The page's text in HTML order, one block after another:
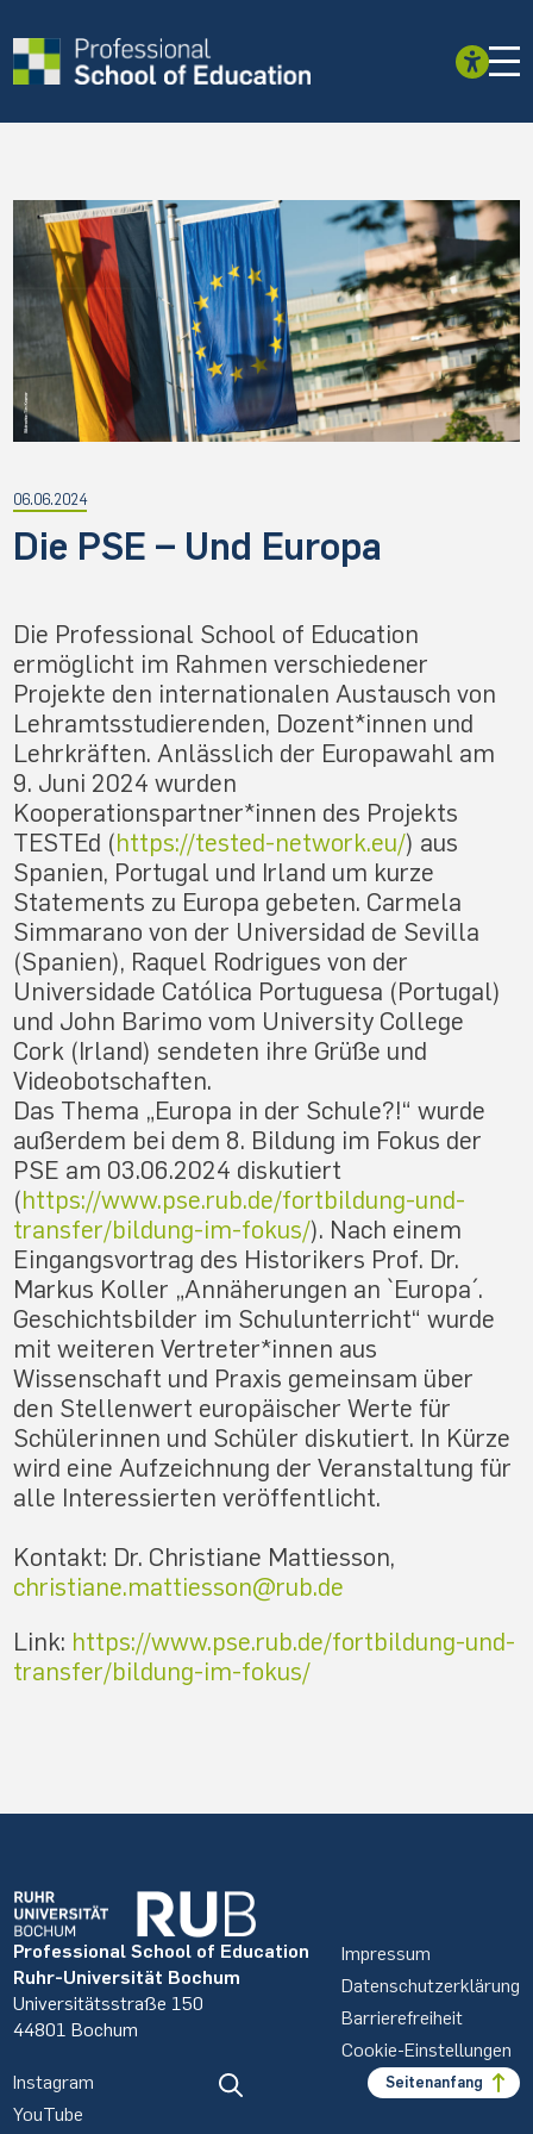
06.06.2024
Die PSE – Und Europa
Die Professional School of Education
ermöglicht im Rahmen verschiedener
Projekte den internationalen Austausch von
Lehramtsstudierenden, Dozent*innen und
Lehrkräften. Anlässlich der Europawahl am
9. Juni 2024 wurden
Kooperationspartner*innen des Projekts
TESTEd (https://tested-network.eu/) aus
Spanien, Portugal und Irland um kurze
Statements zu Europa gebeten. Carmela
Simmarano von der Universidad de Sevilla
(Spanien), Raquel Rodrigues von der
Universidade Católica Portuguesa (Portugal)
und John Barimo vom University College
Cork (Irland) sendeten ihre Grüße und
Videobotschaften.
Das Thema „Europa in der Schule?!“ wurde
außerdem bei dem 8. Bildung im Fokus der
PSE am 03.06.2024 diskutiert
(https://www.pse.rub.de/fortbildung-und-
transfer/bildung-im-fokus/). Nach einem
Eingangsvortrag des Historikers Prof. Dr.
Markus Koller „Annäherungen an `Europa´.
Geschichtsbilder im Schulunterricht“ wurde
mit weiteren Vertreter*innen aus
Wissenschaft und Praxis gemeinsam über
den Stellenwert europäischer Werte für
Schülerinnen und Schüler diskutiert. In Kürze
wird eine Aufzeichnung der Veranstaltung für
alle Interessierten veröffentlicht.
Kontakt: Dr. Christiane Mattiesson,
christiane.mattiesson@rub.de
Link: https://www.pse.rub.de/fortbildung-und-
transfer/bildung-im-fokus/
Professional School of Education
Ruhr-Universität Bochum
Universitätsstraße 150
44801 Bochum
Impressum
Datenschutzerklärung
Barrierefreiheit
Cookie-Einstellungen
Instagram
YouTube
Seitenanfang